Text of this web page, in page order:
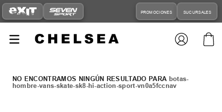
PROMOCIONES SUCURSALES
botas-
hombre-vans-skate-sk8-hi-action-sport-vn0a5fccnav